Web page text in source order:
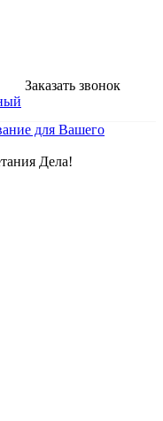
Заказать звонок
Дела!